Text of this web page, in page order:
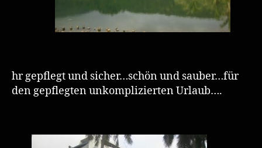
hr gepflegt und sicher…schön und sauber…für
den gepflegten unkomplizierten Urlaub….